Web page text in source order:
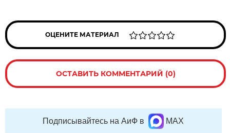
ОЦЕНИТЕ МАТЕРИАЛ
ОСТАВИТЬ КОММЕНТАРИЙ (0)
Подписывайтесь на АиФ в MAX